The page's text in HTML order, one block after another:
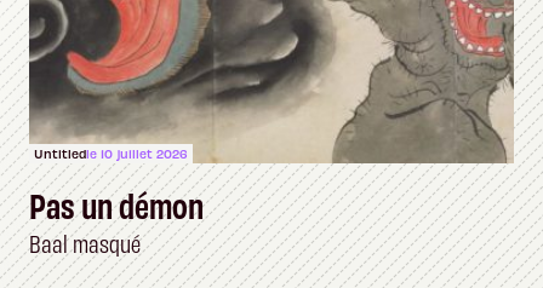
Untitledle 10 juillet 2026
Pas un démon
Baal masqué